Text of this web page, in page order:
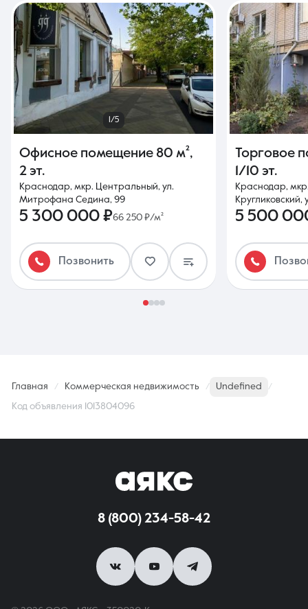
1/5
Офисное помещение 80 м²,
2 эт.
Краснодар, мкр. Центральный, ул.
Митрофана Седина, 99
5 300 000 ₽66 250 ₽/м²
Позвонить
Торговое
1/10 эт.
Краснодар,
Кругликовский,
5 500
Главная Коммерческая недвижимость Undefined
Код объявления 1013804096
8 (800) 234-58-42